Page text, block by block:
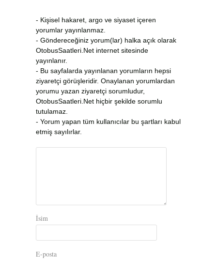
- Kişisel hakaret, argo ve siyaset içeren
yorumlar yayınlanmaz.
- Göndereceğiniz yorum(lar) halka açık olarak
OtobusSaatleri.Net internet sitesinde
yayınlanır.
- Bu sayfalarda yayınlanan yorumların hepsi
ziyaretçi görüşleridir. Onaylanan yorumlardan
yorumu yazan ziyaretçi sorumludur,
OtobusSaatleri.Net hiçbir şekilde sorumlu
tutulamaz.
- Yorum yapan tüm kullanıcılar bu şartları kabul
etmiş sayılırlar.
İsim
E-posta